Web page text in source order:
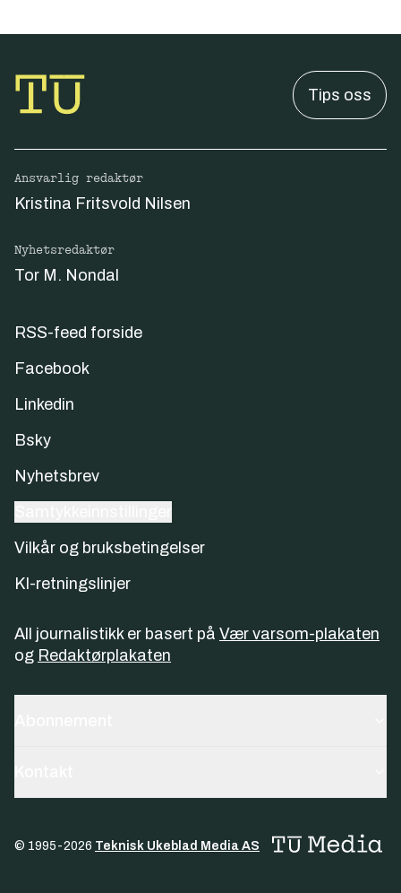
Tips oss
Ansvarlig redaktør
Kristina Fritsvold Nilsen
Nyhetsredaktør
Tor M. Nondal
RSS-feed forside
Facebook
Linkedin
Bsky
Nyhetsbrev
Vilkår og bruksbetingelser
KI-retningslinjer
All journalistikk er basert på Vær varsom-plakaten
og Redaktørplakaten
© 1995-2026 Teknisk Ukeblad Media AS